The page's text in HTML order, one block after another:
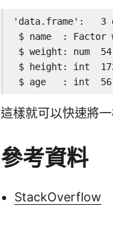
'data.frame':   3
$ name  :
$ weight: num
$ height: int
$ age   : int  56
這樣就可以快速將
參考資料
StackOverflow